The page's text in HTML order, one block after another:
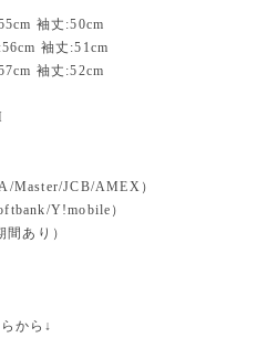
袖丈:50cm
袖丈:51cm
袖丈:52cm
Master/JCB/AMEX）
Y!mobile）
あり）
から↓